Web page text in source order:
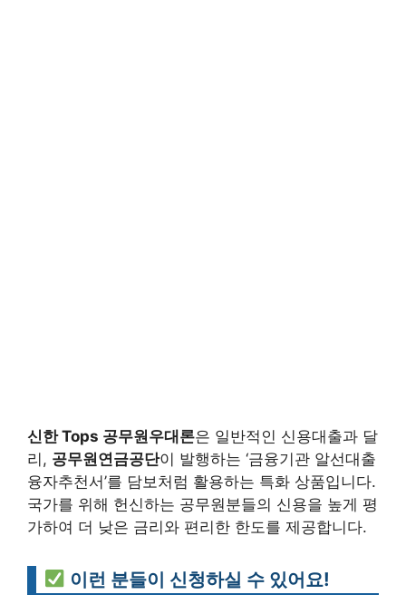
신한 Tops 공무원우대론은 일반적인 신용대출과 달
리, 공무원연금공단이 발행하는 ‘금융기관 알선대출
융자추천서’를 담보처럼 활용하는 특화 상품입니다.
국가를 위해 헌신하는 공무원분들의 신용을 높게 평
가하여 더 낮은 금리와 편리한 한도를 제공합니다.
이런 분들이 신청하실 수 있어요!